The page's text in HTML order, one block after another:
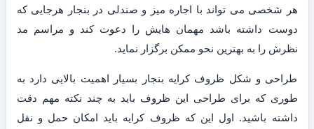
هر شخصی می تواند با اجاره میز و صندلی در بنجار هرجایی که
دوست داشته باشد مهمان هایش را دعوت کند و مراسم مد
نظرش را به بهترین نحو ممکن برگزار نماید.
طراحی و شکل ظروف کرایه بنجار بسیار اهمیت بالایی دارد به
طوری که برای طراحی این ظروف باید به چند نکته مهم دقت
داشته باشید. اول این که ظروف کرایه باید امکان حمل و نقل